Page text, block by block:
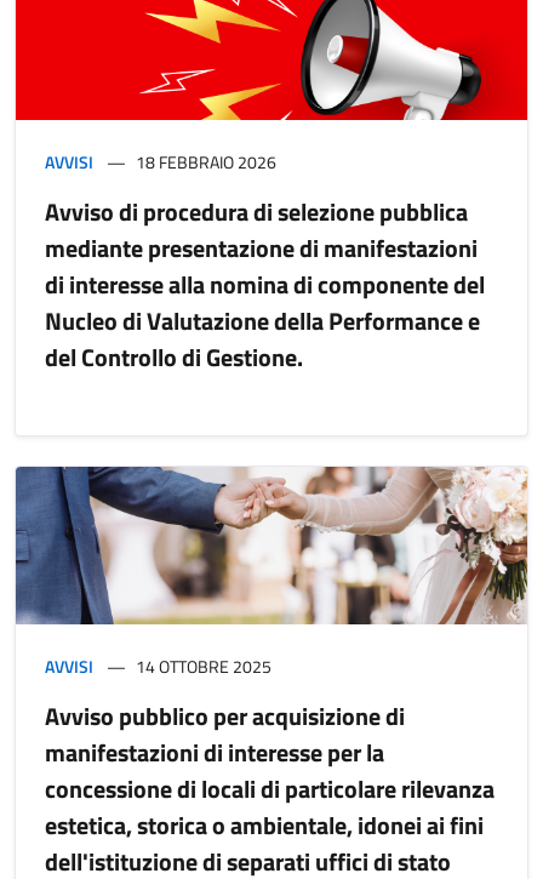
AVVISI 18 FEBBRAIO 2026
Avviso di procedura di selezione pubblica
mediante presentazione di manifestazioni
di interesse alla nomina di componente del
Nucleo di Valutazione della Performance e
del Controllo di Gestione.
AVVISI 14 OTTOBRE 2025
Avviso pubblico per acquisizione di
manifestazioni di interesse per la
concessione di locali di particolare rilevanza
estetica, storica o ambientale, idonei ai fini
dell'istituzione di separati uffici di stato